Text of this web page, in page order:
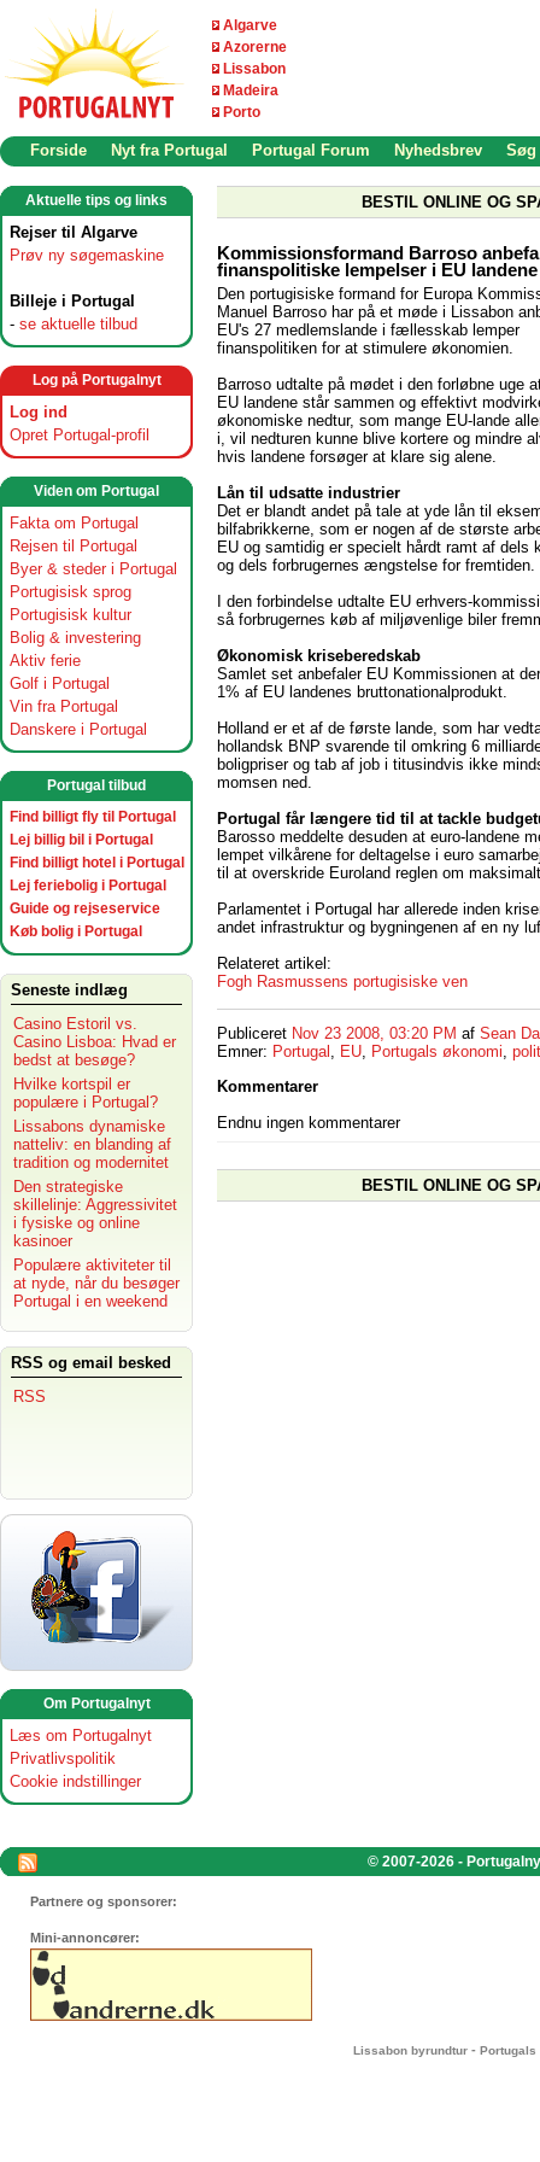
Algarve
Azorerne
Lissabon
Madeira
Porto
Forside Nyt fra Portugal Portugal Forum Nyhedsbrev Søg
Aktuelle tips og links
Rejser til Algarve
Prøv ny søgemaskine
Billeje i Portugal
- se aktuelle tilbud
Log på Portugalnyt
Log ind
Opret Portugal-profil
Viden om Portugal
Fakta om Portugal
Rejsen til Portugal
Byer & steder i Portugal
Portugisisk sprog
Portugisisk kultur
Bolig & investering
Aktiv ferie
Golf i Portugal
Vin fra Portugal
Danskere i Portugal
Portugal tilbud
Find billigt fly til Portugal
Lej billig bil i Portugal
Find billigt hotel i Portugal
Lej feriebolig i Portugal
Guide og rejseservice
Køb bolig i Portugal
Seneste indlæg
Casino Estoril vs.
Casino Lisboa: Hvad er
bedst at besøge?
Hvilke kortspil er
populære i Portugal?
Lissabons dynamiske
natteliv: en blanding af
tradition og modernitet
Den strategiske
skillelinje: Aggressivitet
i fysiske og online
kasinoer
Populære aktiviteter til
at nyde, når du besøger
Portugal i en weekend
RSS og email besked
RSS
Om Portugalnyt
Læs om Portugalnyt
Privatlivspolitik
Cookie indstillinger
BESTIL ONLINE OG
Kommissionsformand Barroso
finanspolitiske lempelser i EU landene
Den portugisiske formand for Europa
Manuel Barroso har på et møde i Lissabon
EU's 27 medlemslande i fællesskab lemper
finanspolitiken for at stimulere økonomien.
Barroso udtalte på mødet i den forløbne uge
EU landene står sammen og effektivt
økonomiske nedtur, som mange EU-lande
i, vil nedturen kunne blive kortere og mindre
hvis landene forsøger at klare sig alene.
Lån til udsatte industrier
Det er blandt andet på tale at yde lån til
bilfabrikkerne, som er nogen af de største
EU og samtidig er specielt hårdt ramt af dels
og dels forbrugernes ængstelse for fremtiden.
I den forbindelse udtalte EU erhvers-
så forbrugernes køb af miljøvenlige biler
Økonomisk kriseberedskab
Samlet set anbefaler EU Kommissionen at
1% af EU landenes bruttonationalprodukt.
Holland er et af de første lande, som har
hollandsk BNP svarende til omkring 6
boligpriser og tab af job i titusindvis ikke
momsen ned.
Portugal får længere tid til at tackle
Barosso meddelte desuden at euro-landene
lempet vilkårene for deltagelse i euro
til at overskride Euroland reglen om
Parlamentet i Portugal har allerede inden
andet infrastruktur og bygningenen af en ny
Relateret artikel:
Fogh Rasmussens portugisiske ven
Publiceret Nov 23 2008, 03:20 PM af Sean
Emner: Portugal , EU, Portugals økonomi,
Kommentarer
Endnu ingen kommentarer
BESTIL ONLINE OG
© 2007-2026 -
Partnere og sponsorer:
Mini-annoncører:
Lissabon byrundtur - Portugals